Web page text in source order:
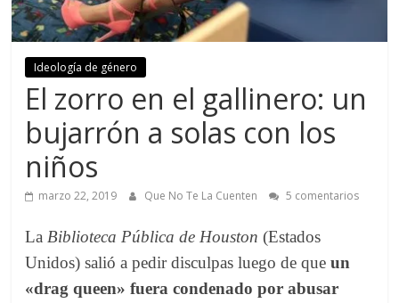
Ideología de género
El zorro en el gallinero: un
bujarrón a solas con los
niños
marzo 22, 2019 Que No Te La Cuenten 5 comentarios
La Biblioteca Pública de Houston (Estados
Unidos) salió a pedir disculpas luego de queun
«drag queen» fuera condenado por abusar